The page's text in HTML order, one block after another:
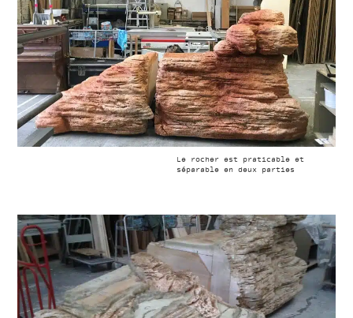
Le rocher est praticable et
séparable en deux parties